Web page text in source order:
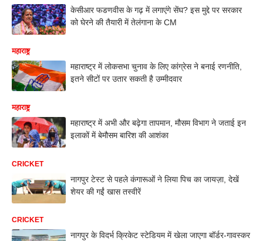
केसीआर फडणवीस के गढ़ में लगाएंगे सेंघ? इस मुद्दे पर सरकार
को घेरने की तैयारी में तेलंगाना के CM
महाराष्ट्र
महाराष्ट्र में लोकसभा चुनाव के लिए कांग्रेस ने बनाई रणनीति,
इतने सीटों पर उतार सकती है उम्मीदवार
महाराष्ट्र
महाराष्ट्र में अभी और बढ़ेगा तापमान, मौसम विभाग ने जताई इन
इलाकों में बेमौसम बारिश की आशंका
CRICKET
नागपुर टेस्ट से पहले कंगारूओं ने लिया पिच का जायज़ा, देखें
शेयर की गईं खास तस्वीरें
CRICKET
नागपुर के विदर्भ क्रिकेट स्टेडियम में खेला जाएगा बॉर्डर-गावस्कर